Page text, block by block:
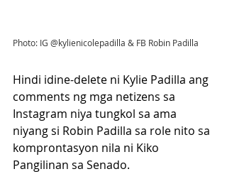
Photo: IG @kylienicolepadilla & FB Robin Padilla
Hindi idine-delete ni Kylie Padilla ang
comments ng mga netizens sa
Instagram niya tungkol sa ama
niyang si Robin Padilla sa role nito sa
komprontasyon nila ni Kiko
Pangilinan sa Senado.